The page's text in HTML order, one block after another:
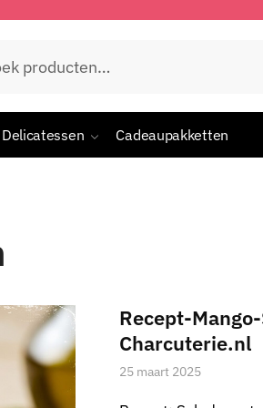
Delicatessen Cadeaupakketten
Recept-
Charcuterie.nl
25 maart 2025